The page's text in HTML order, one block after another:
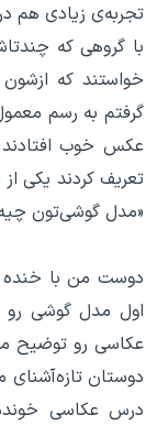
تجربه‌ی زیادی هم
با گروهی که
خواستند که
گرفتم به رسم
عکس خوب
تعریف کردند یکی
«مدل گوشی‌تون
دوست من با خنده
اول مدل گوشی رو
عکاسی رو توضیح
دوستان
درس عکاسی